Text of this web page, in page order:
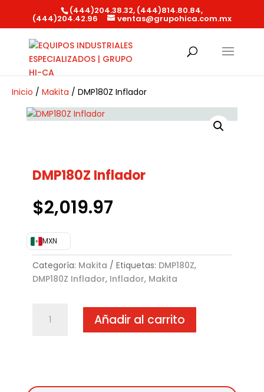
(444)204.38.32, (444)814.80.84,
(444)204.42.96 ventas@grupohica.com.mx
Inicio / Makita / DMP180Z Inflador
DMP180Z Inflador
$2,019.97
MXN
Categoría: Makita Etiquetas: DMP180Z,
DMP180Z Inflador, Inflador, Makita
Inflador
Añadir al carrito